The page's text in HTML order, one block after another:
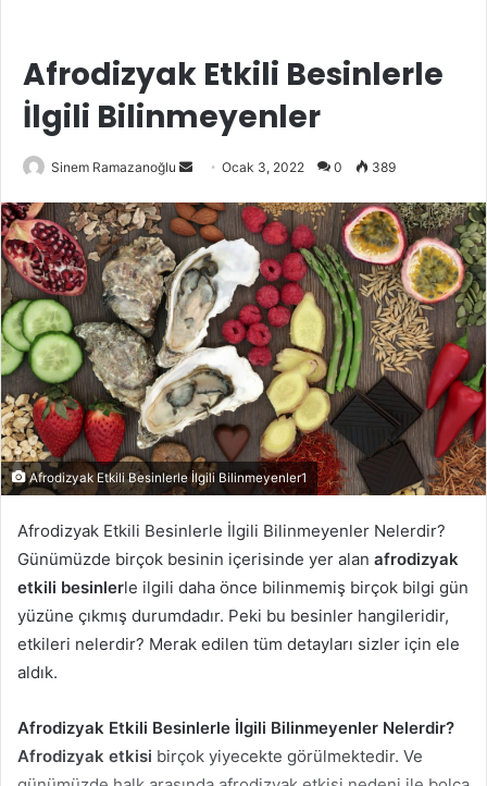
Afrodizyak Etkili Besinlerle
İlgili Bilinmeyenler
Sinem Ramazanoğlu
Bir
posta
göndermek
Ocak 3, 2022 0 389
Afrodizyak Etkili Besinlerle İlgili Bilinmeyenler1
Afrodizyak Etkili Besinlerle İlgili Bilinmeyenler Nelerdir?
Günümüzde birçok besinin içerisinde yer alan afrodizyak
etkili besinlerle ilgili daha önce bilinmemiş birçok bilgi gün
yüzüne çıkmış durumdadır. Peki bu besinler hangileridir,
etkileri nelerdir? Merak edilen tüm detayları sizler için ele
aldık.
Afrodizyak Etkili Besinlerle İlgili Bilinmeyenler Nelerdir?
Afrodizyak etkisi birçok yiyecekte görülmektedir. Ve